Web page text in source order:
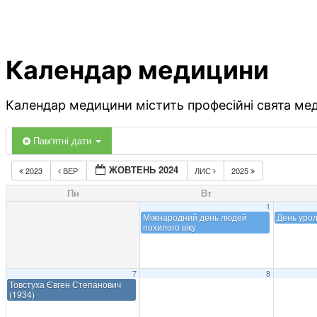
Календар медицини
Календар медицини містить професійні свята
Пам'ятні дати
2023 ВЕР ЖОВТЕНЬ 2024 ЛИС 2025
Пн Вт
1
Міжнародний день людей
похилого віку
День
7
Товстуха Євген Степанович
(1934)
8